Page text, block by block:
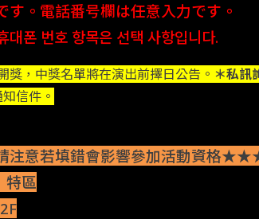
。電話番号欄は任意入力です。
대폰 번호 항목은 선택 사항입니다.
，中獎名單將在演出前擇日公告。 ＊私訊
信件。
注意若填錯會影響參加活動資格
特區